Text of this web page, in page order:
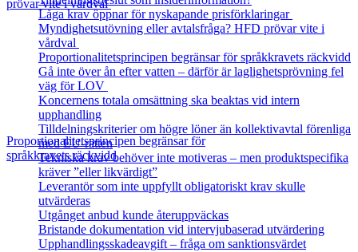
prövar vite i vårdval
Proportionalitetsprincipen begränsar för
språkkravets räckvidd
Låga krav öppnar för nyskapande prisförklaringar
Myndighetsutövning eller avtalsfråga? HFD prövar vite i
vårdval
Proportionalitetsprincipen begränsar för språkkravets räckvidd
Gå inte över ån efter vatten – därför är laglighetsprövning fel
väg för LOV
Koncernens totala omsättning ska beaktas vid intern
upphandling
Tilldelningskriterier om högre löner än kollektivavtal förenliga
med EU‑rätten
Tekniska krav behöver inte motiveras – men produktspecifika
kräver ”eller likvärdigt”
Leverantör som inte uppfyllt obligatoriskt krav skulle
utvärderas
Utgånget anbud kunde återuppväckas
Bristande dokumentation vid intervjubaserad utvärdering
Upphandlingsskadeavgift – fråga om sanktionsvärdet